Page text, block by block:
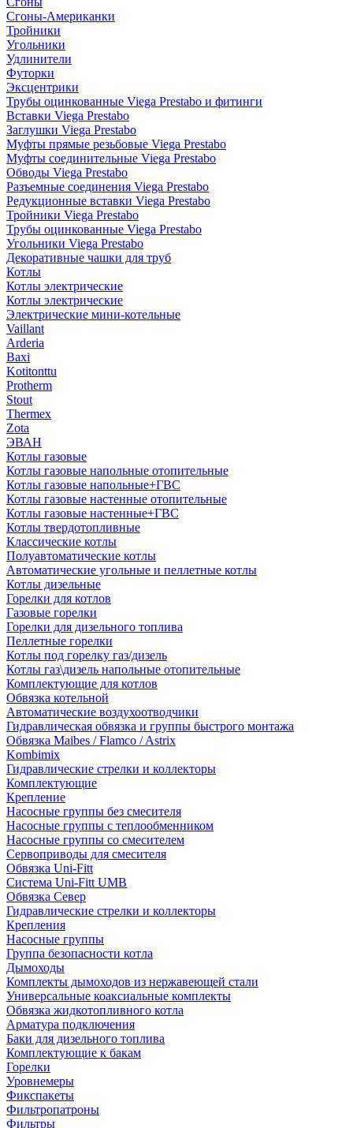
Сгоны-Американки
Тройники
Угольники
Удлинители
Футорки
Эксцентрики
Трубы оцинкованные Viega Prestabo и фитинги
Вставки Viega Prestabo
Заглушки Viega Prestabo
Муфты прямые резьбовые Viega Prestabo
Муфты соединительные Viega Prestabo
Обводы Viega Prestabo
Разъемные соединения Viega Prestabo
Редукционные вставки Viega Prestabo
Тройники Viega Prestabo
Трубы оцинкованные Viega Prestabo
Угольники Viega Prestabo
Декоративные чашки для труб
Котлы
Котлы электрические
Котлы электрические
Электрические мини-котельные
Vaillant
Arderia
Baxi
Kotitonttu
Protherm
Stout
Thermex
Zota
ЭВАН
Котлы газовые
Котлы газовые напольные отопительные
Котлы газовые напольные+ГВС
Котлы газовые настенные отопительные
Котлы газовые настенные+ГВС
Котлы твердотопливные
Классические котлы
Полуавтоматические котлы
Автоматические угольные и пеллетные котлы
Котлы дизельные
Горелки для котлов
Газовые горелки
Горелки для дизельного топлива
Пеллетные горелки
Котлы под горелку газ/дизель
Котлы газ\дизель напольные отопительные
Комплектующие для котлов
Обвязка котельной
Автоматические воздухоотводчики
Гидравлическая обвязка и группы быстрого монтажа
Обвязка Maibes / Flamco / Astrix
Kombimix
Гидравлические стрелки и коллекторы
Комплектующие
Крепление
Насосные группы без смесителя
Насосные группы с теплообменником
Насосные группы со смесителем
Сервоприводы для смесителя
Обвязка Uni-Fitt
Система Uni-Fitt UMB
Обвязка Север
Гидравлические стрелки и коллекторы
Крепления
Насосные группы
Группа безопасности котла
Дымоходы
Комплекты дымоходов из нержавеющей стали
Универсальные коаксиальные комплекты
Обвязка жидкотопливного котла
Арматура подключения
Баки для дизельного топлива
Комплектующие к бакам
Горелки
Уровнемеры
Фикспакеты
Фильтропатроны
Фильтры